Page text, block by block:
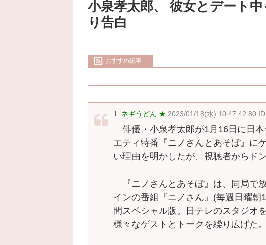
小泉孝太郎、 彼女とデート
り告白
おすすめ記事
1: ネギうどん ★ 2023/01/18(水) 10:47:42.80
俳優・小泉孝太郎が1月16日に日
エティ特番『ニノさんとあそぼ』に
い理由を明かしたが、視聴者からド
『ニノさんとあそぼ』は、同局で
インの番組『ニノさん』(毎週日曜
間スペシャル版。日テレのスタジオ
様々なゲストとトークを繰り広げた。